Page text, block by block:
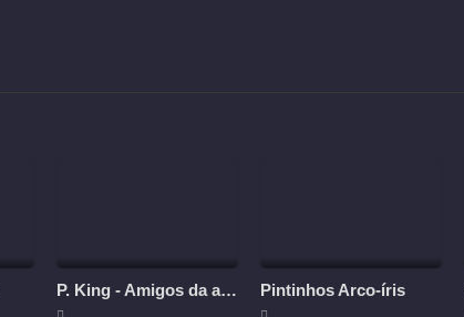
P. King - Amigos da aventura Pintinhos Arco-íris